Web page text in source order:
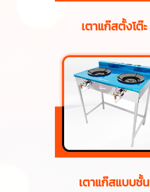
เตาแก๊สตั้งโต๊ะ
เตาแก๊สแบบชั้น